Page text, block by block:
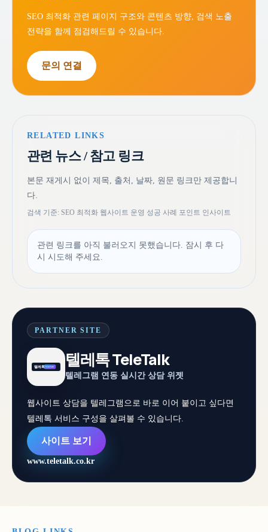
SEO 최적화 관련 페이지 구조와 콘텐츠 방향, 검색 노출
전략을 함께 점검해드릴 수 있습니다.
문의 연결
RELATED LINKS
관련 뉴스 / 참고 링크
본문 재게시 없이 제목, 출처, 날짜, 원문 링크만 제공합니
다.
검색 기준: SEO 최적화 웹사이트 운영 성공 사례 포인트 인사이트
관련 링크를 아직 불러오지 못했습니다. 잠시 후 다
시 시도해 주세요.
PARTNER SITE
텔레톡 TeleTalk
텔레그램 연동 실시간 상담 위젯
웹사이트 상담을 텔레그램으로 바로 이어 붙이고 싶다면
텔레톡 서비스 구성을 살펴볼 수 있습니다.
사이트 보기
www.teletalk.co.kr